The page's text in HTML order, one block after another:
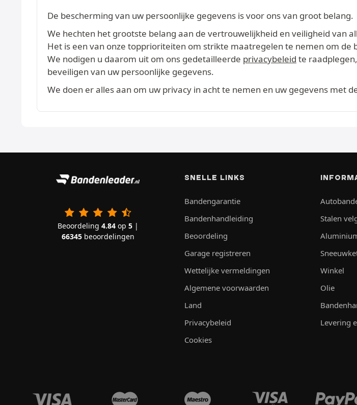
De bescherming van uw persoonlijke gegevens is voor ons van groot belang.
We hechten het grootste belang aan de vertrouwelijkheid en veiligheid van
Het is een van onze topprioriteiten om strikte maatregelen te nemen om de
We nodigen u daarom uit om ons gedetailleerde privacybeleid te
beveiligen van uw persoonlijke gegevens.
We doen er alles aan om uw privacy in acht te nemen en uw gegevens met
Beoordeling 4.84op 5|
66345beoordelingen
SNELLE LINKS
Bandengarantie
Bandenhandleiding
Beoordeling
Garage registreren
Wettelijke vermeldingen
Algemene voorwaarden
Land
Privacybeleid
Cookies
Stalen
Winkel
Olie
Levering